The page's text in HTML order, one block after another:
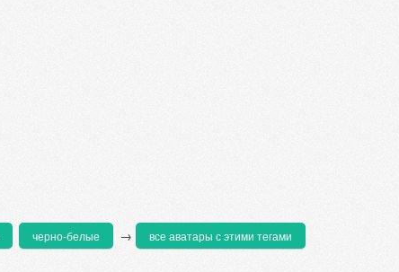
черно-белые → все аватары с этими тегами